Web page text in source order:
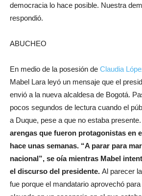
democracia lo hace posible. Nuestra
respondió.
ABUCHEO
En medio de la posesión de Claudia
Mabel Lara leyó un mensaje que el
envió a la nueva alcaldesa de Bogotá.
pocos segundos de lectura cuando el
a Duque, pese a que no estaba presente.
arengas que fueron protagonistas en
hace unas semanas. “A parar para
nacional”, se oía mientras Mabel
el discurso del presidente. Al parecer
fue porque el mandatario aprovechó